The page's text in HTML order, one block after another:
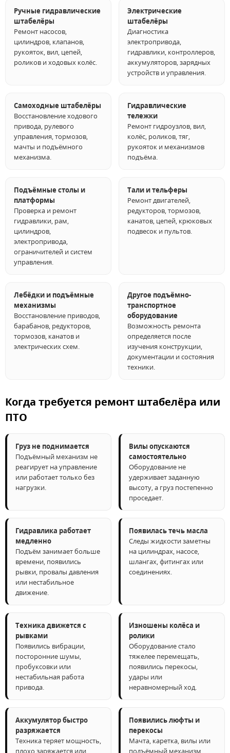
Ручные гидравлические
штабелёры
Ремонт насосов,
цилиндров, клапанов,
рукояток, вил, цепей,
роликов и ходовых колёс.
Электрические
штабелёры
Диагностика
электропривода,
гидравлики, контроллеров,
аккумуляторов, зарядных
устройств и управления.
Самоходные штабелёры
Восстановление ходового
привода, рулевого
управления, тормозов,
мачты и подъёмного
механизма.
Гидравлические
тележки
Ремонт гидроузлов, вил,
колёс, роликов, тяг,
рукояток и механизмов
подъёма.
Подъёмные столы и
платформы
Проверка и ремонт
гидравлики, рам,
цилиндров,
электропривода,
ограничителей и систем
управления.
Тали и тельферы
Ремонт двигателей,
редукторов, тормозов,
канатов, цепей, крюковых
подвесок и пультов.
Лебёдки и подъёмные
механизмы
Восстановление приводов,
барабанов, редукторов,
тормозов, канатов и
электрических схем.
Другое подъёмно-
транспортное
оборудование
Возможность ремонта
определяется после
изучения конструкции,
документации и состояния
техники.
Когда требуется ремонт штабелёра или
ПТО
Груз не поднимается
Подъёмный механизм не
реагирует на управление
или работает только без
нагрузки.
Вилы опускаются
самостоятельно
Оборудование не
удерживает заданную
высоту, а груз постепенно
проседает.
Гидравлика работает
медленно
Подъём занимает больше
времени, появились
рывки, провалы давления
или нестабильное
движение.
Появилась течь масла
Следы жидкости заметны
на цилиндрах, насосе,
шлангах, фитингах или
соединениях.
Техника движется с
рывками
Появились вибрации,
посторонние шумы,
пробуксовки или
нестабильная работа
привода.
Изношены колёса и
ролики
Оборудование стало
тяжелее перемещать,
появились перекосы,
удары или
неравномерный ход.
Аккумулятор быстро
разряжается
Техника теряет мощность,
плохо заряжается или
Появились люфты и
перекосы
Мачта, каретка, вилы или
подъёмный механизм